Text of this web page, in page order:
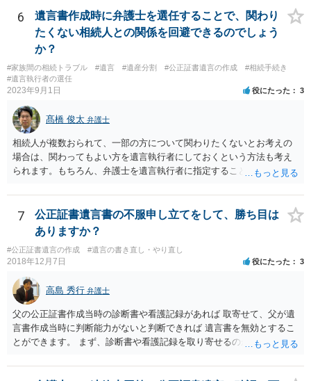
6
遺言書作成時に弁護士を選任することで、関わり
たくない相続人との関係を回避できるのでしょう
か？
#家族間の相続トラブル #遺言 #遺産分割 #公正証書遺言の作成
#相続手続き
#遺言執行者の選任
2023年9月1日 役にたった 3
髙橋 俊太 弁護士
相続人が複数おられて、一部の方について関わりたくないとお考えの
場合は、関わってもよい方を遺言執行者にしておくという方法も考え
られます。もちろん、弁護士を遺言執行者に指定することもできます
方に再委任の権限を付与しておくという方法もあります。 一度、弁護
士に直接ご相談されることをお勧めいたします。
7
公正証書遺言書の不服申し立てをして、勝ち目は
ありますか？
#公正証書遺言の作成 #遺言の書き直し・やり直し
2018年12月7日 役にたった 3
高島 秀行 弁護士
父の公正証書作成当時の診断書や看護記録があれば 取寄せて、父が遺
言書作成当時に判断能力がないと判断できれば 遺言書を無効とするこ
とができます。 まず、診断書や看護記録を取り寄せるのが重要となり
いと思います。